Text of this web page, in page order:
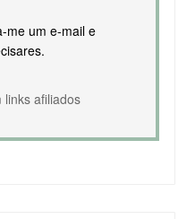
me um e-mail e
links afiliados